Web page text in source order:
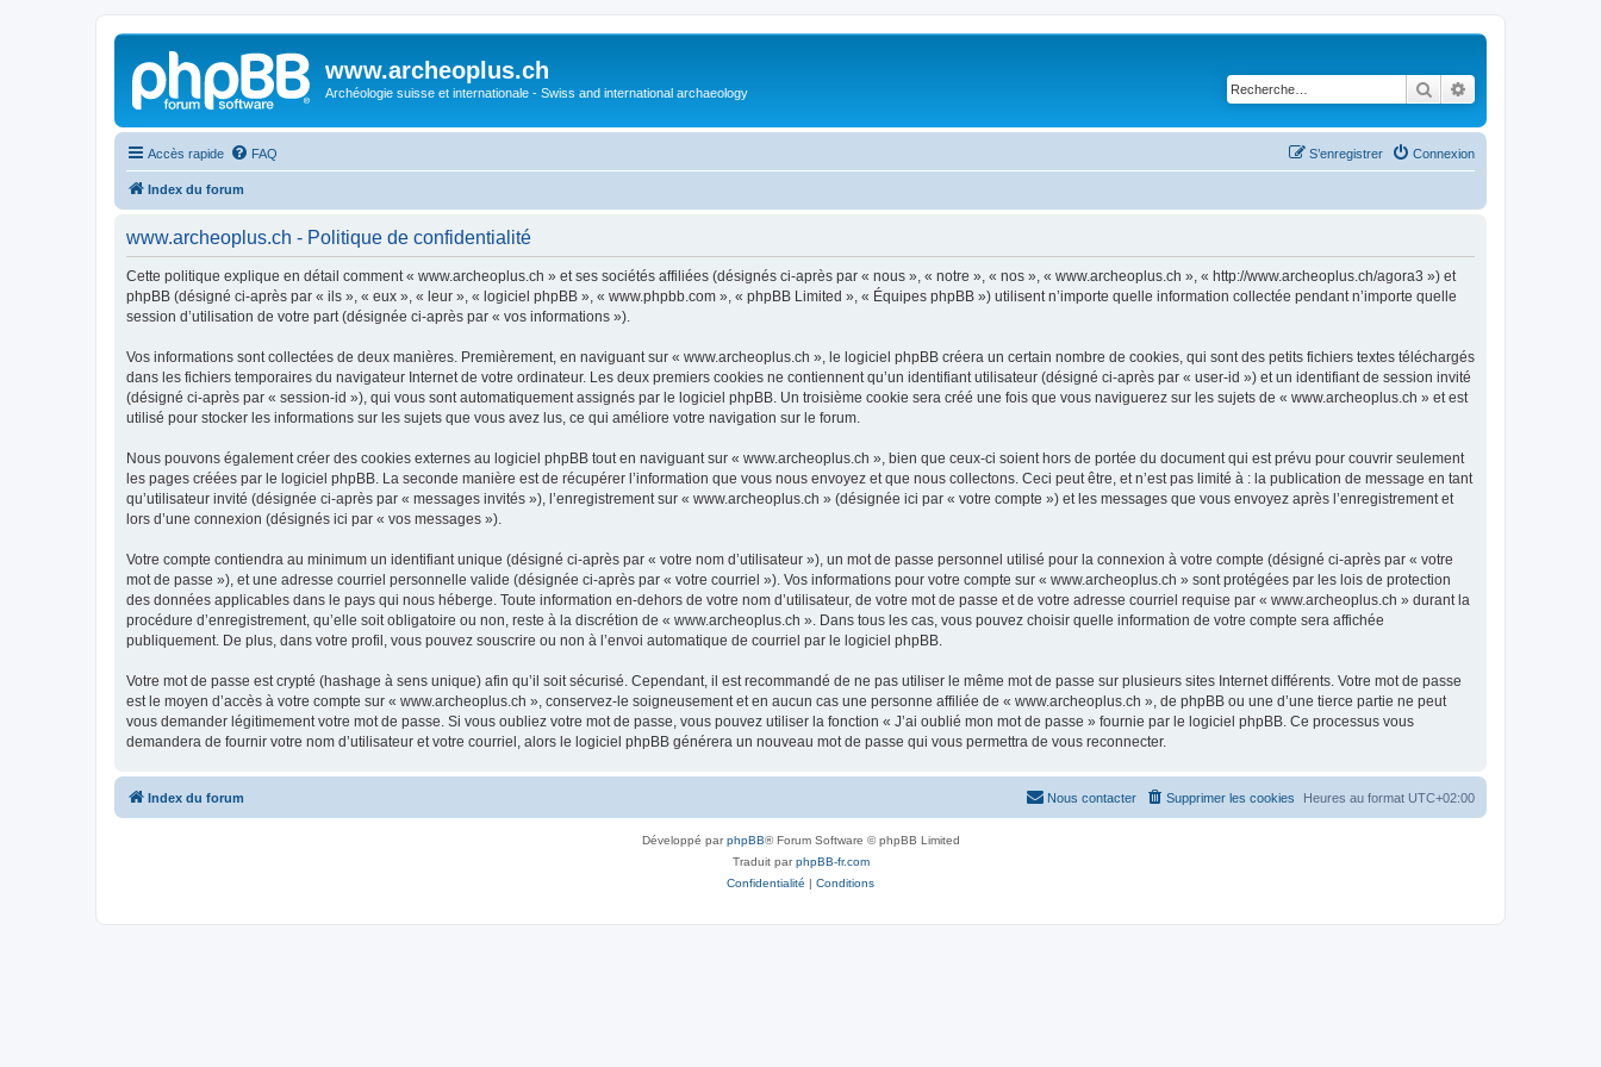
www.archeoplus.ch
Archéologie suisse et internationale - Swiss and international archaeology Rechercher
Accès rapide FAQ Connexion
S’enregistrer
Index du forum
www.archeoplus.ch - Politique de confidentialité
Cette politique explique en détail comment « www.archeoplus.ch » et ses sociétés affiliées (désignés ci-après par « nous », « notre », « nos », « www.archeoplus.ch », « http://www.archeoplus.ch/agora3 ») et
phpBB (désigné ci-après par « ils », « eux », « leur », « logiciel phpBB », « www.phpbb.com », « phpBB Limited », « Équipes phpBB ») utilisent n’importe quelle information collectée pendant n’importe quelle
session d’utilisation de votre part (désignée ci-après par « vos informations »).
Vos informations sont collectées de deux manières. Premièrement, en naviguant sur « www.archeoplus.ch », le logiciel phpBB créera un certain nombre de cookies, qui sont des petits fichiers textes téléchargés
dans les fichiers temporaires du navigateur Internet de votre ordinateur. Les deux premiers cookies ne contiennent qu’un identifiant utilisateur (désigné ci-après par « user-id ») et un identifiant de session invité
(désigné ci-après par « session-id »), qui vous sont automatiquement assignés par le logiciel phpBB. Un troisième cookie sera créé une fois que vous naviguerez sur les sujets de « www.archeoplus.ch » et est
utilisé pour stocker les informations sur les sujets que vous avez lus, ce qui améliore votre navigation sur le forum.
Nous pouvons également créer des cookies externes au logiciel phpBB tout en naviguant sur « www.archeoplus.ch », bien que ceux-ci soient hors de portée du document qui est prévu pour couvrir seulement
les pages créées par le logiciel phpBB. La seconde manière est de récupérer l’information que vous nous envoyez et que nous collectons. Ceci peut être, et n’est pas limité à : la publication de message en tant
qu’utilisateur invité (désignée ci-après par « messages invités »), l’enregistrement sur « www.archeoplus.ch » (désignée ici par « votre compte ») et les messages que vous envoyez après l’enregistrement et
lors d’une connexion (désignés ici par « vos messages »).
Votre compte contiendra au minimum un identifiant unique (désigné ci-après par « votre nom d’utilisateur »), un mot de passe personnel utilisé pour la connexion à votre compte (désigné ci-après par « votre
mot de passe »), et une adresse courriel personnelle valide (désignée ci-après par « votre courriel »). Vos informations pour votre compte sur « www.archeoplus.ch » sont protégées par les lois de protection
des données applicables dans le pays qui nous héberge. Toute information en-dehors de votre nom d’utilisateur, de votre mot de passe et de votre adresse courriel requise par « www.archeoplus.ch » durant la
procédure d’enregistrement, qu’elle soit obligatoire ou non, reste à la discrétion de « www.archeoplus.ch ». Dans tous les cas, vous pouvez choisir quelle information de votre compte sera affichée
publiquement. De plus, dans votre profil, vous pouvez souscrire ou non à l’envoi automatique de courriel par le logiciel phpBB.
Votre mot de passe est crypté (hashage à sens unique) afin qu’il soit sécurisé. Cependant, il est recommandé de ne pas utiliser le même mot de passe sur plusieurs sites Internet différents. Votre mot de passe
est le moyen d’accès à votre compte sur « www.archeoplus.ch », conservez-le soigneusement et en aucun cas une personne affiliée de « www.archeoplus.ch », de phpBB ou une d’une tierce partie ne peut
vous demander légitimement votre mot de passe. Si vous oubliez votre mot de passe, vous pouvez utiliser la fonction « J’ai oublié mon mot de passe » fournie par le logiciel phpBB. Ce processus vous
demandera de fournir votre nom d’utilisateur et votre courriel, alors le logiciel phpBB générera un nouveau mot de passe qui vous permettra de vous reconnecter.
Index du forum Heures au format UTC+02:00
Supprimer les cookies
Nous contacter
Développé parphpBB® Forum Software © phpBB Limited
Traduit parphpBB-fr.com
Confidentialité | Conditions